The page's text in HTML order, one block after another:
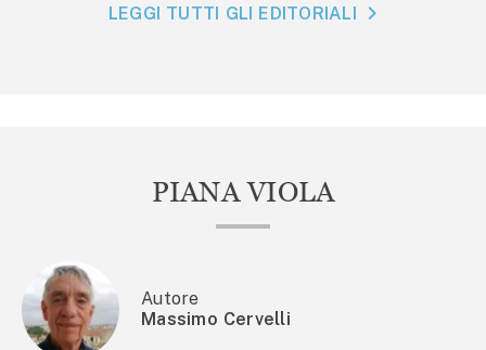
LEGGI TUTTI GLI EDITORIALI
PIANA VIOLA
Autore
Massimo Cervelli